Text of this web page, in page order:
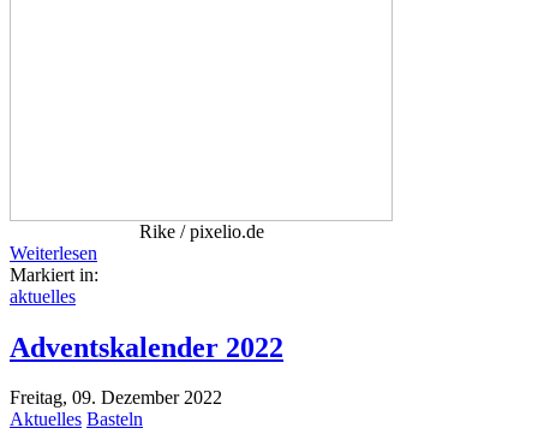
Rike / pixelio.de
Weiterlesen
Markiert in:
aktuelles
Adventskalender 2022
Freitag, 09. Dezember 2022
Aktuelles Basteln